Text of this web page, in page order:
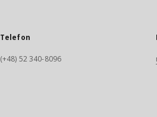
Telefon
(+48) 52 340-8096